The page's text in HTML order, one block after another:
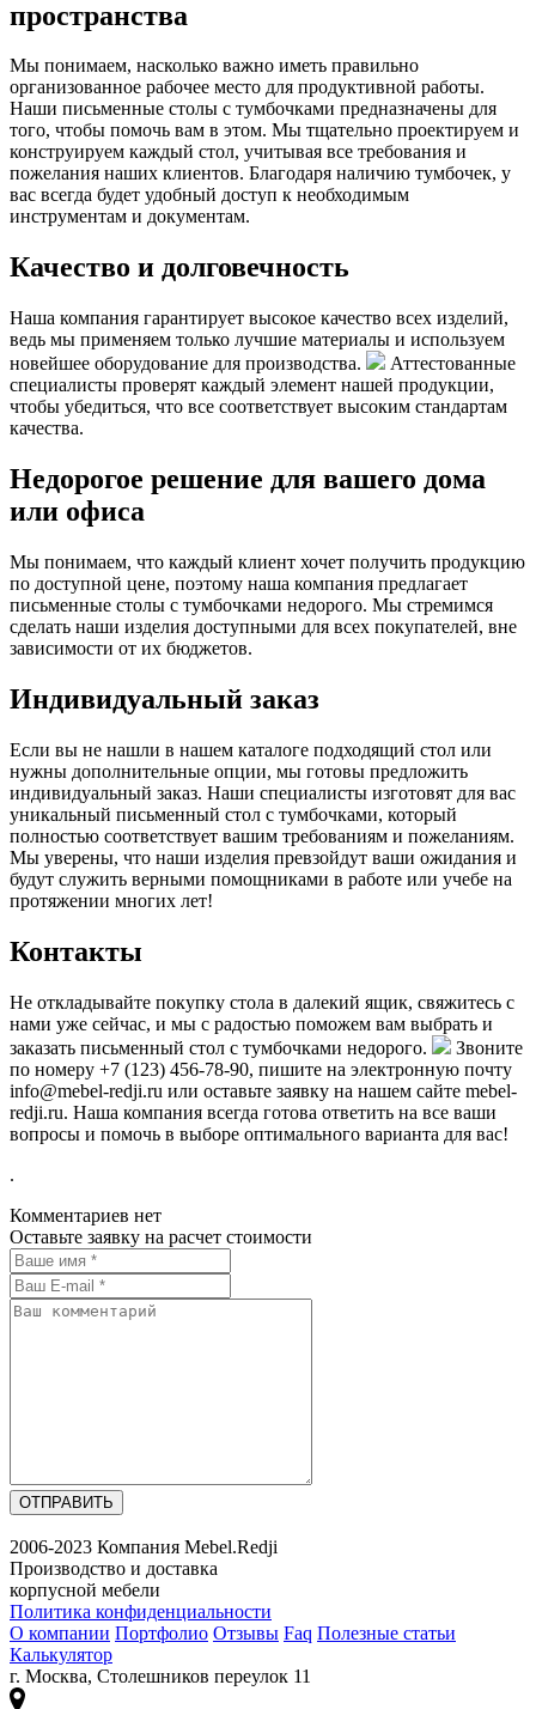
пространства
Мы понимаем, насколько важно иметь правильно
организованное рабочее место для продуктивной работы.
Наши письменные столы с тумбочками предназначены для
того, чтобы помочь вам в этом. Мы тщательно проектируем и
конструируем каждый стол, учитывая все требования и
пожелания наших клиентов. Благодаря наличию тумбочек, у
вас всегда будет удобный доступ к необходимым
инструментам и документам.
Качество и долговечность
Наша компания гарантирует высокое качество всех изделий,
ведь мы применяем только лучшие материалы и используем
новейшее оборудование для производства.
Аттестованные
специалисты проверят каждый элемент нашей продукции,
чтобы убедиться, что все соответствует высоким стандартам
качества.
Недорогое решение для вашего дома
или офиса
Мы понимаем, что каждый клиент хочет получить продукцию
по доступной цене, поэтому наша компания предлагает
письменные столы с тумбочками недорого. Мы стремимся
сделать наши изделия доступными для всех покупателей, вне
зависимости от их бюджетов.
Индивидуальный заказ
Если вы не нашли в нашем каталоге подходящий стол или
нужны дополнительные опции, мы готовы предложить
индивидуальный заказ. Наши специалисты изготовят для вас
уникальный письменный стол с тумбочками, который
полностью соответствует вашим требованиям и пожеланиям.
Мы уверены, что наши изделия превзойдут ваши ожидания и
будут служить верными помощниками в работе или учебе на
протяжении многих лет!
Контакты
Не откладывайте покупку стола в далекий ящик, свяжитесь с
нами уже сейчас, и мы с радостью поможем вам выбрать и
заказать письменный стол с тумбочками недорого.
Звоните
по номеру +7 (123) 456-78-90, пишите на электронную почту
info@mebel-redji.ru или оставьте заявку на нашем сайте mebel-
redji.ru. Наша компания всегда готова ответить на все ваши
вопросы и помочь в выборе оптимального варианта для вас!
.
Комментариев нет
Оставьте заявку на расчет стоимости
ОТПРАВИТЬ
2006-2023 Компания Mebel.Redji
Производство и доставка
корпусной мебели
Политика конфиденциальности
О компании Портфолио Отзывы Faq Полезные статьи
Калькулятор
г. Москва, Столешников переулок 11